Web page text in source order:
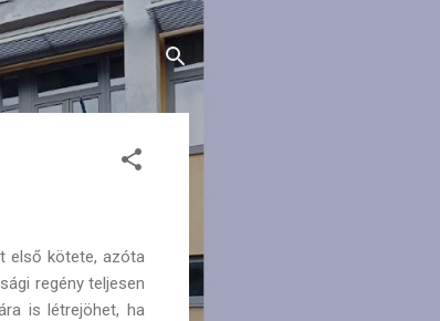
első kötete, azóta
regény teljesen
is létrejöhet, ha